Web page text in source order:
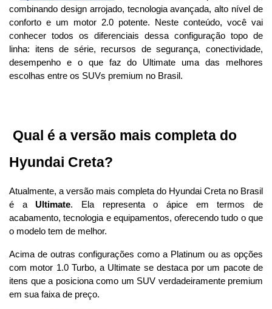
combinando design arrojado, tecnologia avançada, alto nível de
conforto e um motor 2.0 potente. Neste conteúdo, você vai
conhecer todos os diferenciais dessa configuração topo de
linha: itens de série, recursos de segurança, conectividade,
desempenho e o que faz do Ultimate uma das melhores
escolhas entre os SUVs premium no Brasil.
Qual é a versão mais completa do
Hyundai Creta?
Atualmente, a versão mais completa do Hyundai Creta no Brasil
é a Ultimate. Ela representa o ápice em termos de
acabamento, tecnologia e equipamentos, oferecendo tudo o que
o modelo tem de melhor.
Acima de outras configurações como a Platinum ou as opções
com motor 1.0 Turbo, a Ultimate se destaca por um pacote de
itens que a posiciona como um SUV verdadeiramente premium
em sua faixa de preço.